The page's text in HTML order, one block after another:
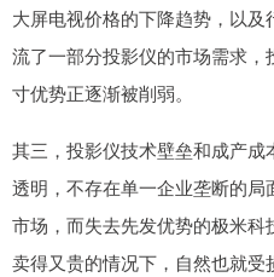
大屏电视价格的下降趋势，以
流了一部分投影仪的市场需求
寸优势正逐渐被削弱。
其三，投影仪技术壁垒和成产
透明，不存在单一企业垄断的
市场，而失去先发优势的极米
卖得又贵的情况下，自然也就受